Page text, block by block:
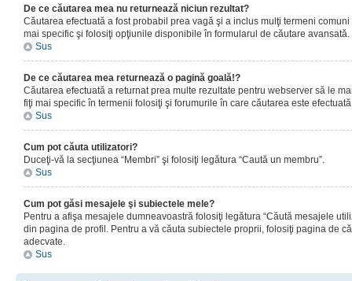
De ce căutarea mea nu returnează niciun rezultat?
Căutarea efectuată a fost probabil prea vagă şi a inclus mulţi termeni
mai specific şi folosiţi opţiunile disponibile în formularul de căutare avansată.
Sus
De ce căutarea mea returnează o pagină goală!?
Căutarea efectuată a returnat prea multe rezultate pentru webserver să le
fiţi mai specific în termenii folosiţi şi forumurile în care căutarea este
Sus
Cum pot căuta utilizatori?
Duceţi-vă la secţiunea “Membri” şi folosiţi legătura “Caută un membru”.
Sus
Cum pot găsi mesajele şi subiectele mele?
Pentru a afişa mesajele dumneavoastră folosiţi legătura “Căută mesajele
din pagina de profil. Pentru a vă căuta subiectele proprii, folosiţi pagina de
adecvate.
Sus